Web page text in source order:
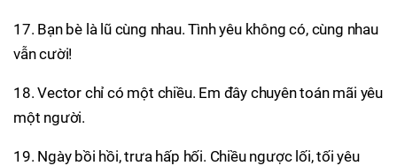
17. Bạn bè là lũ cùng nhau. Tình yêu không có, cùng nhau
vẫn cười!
18. Vector chỉ có một chiều. Em đây chuyên toán mãi yêu
một người.
19. Ngày bồi hồi, trưa hấp hối. Chiều ngược lối, tối yêu